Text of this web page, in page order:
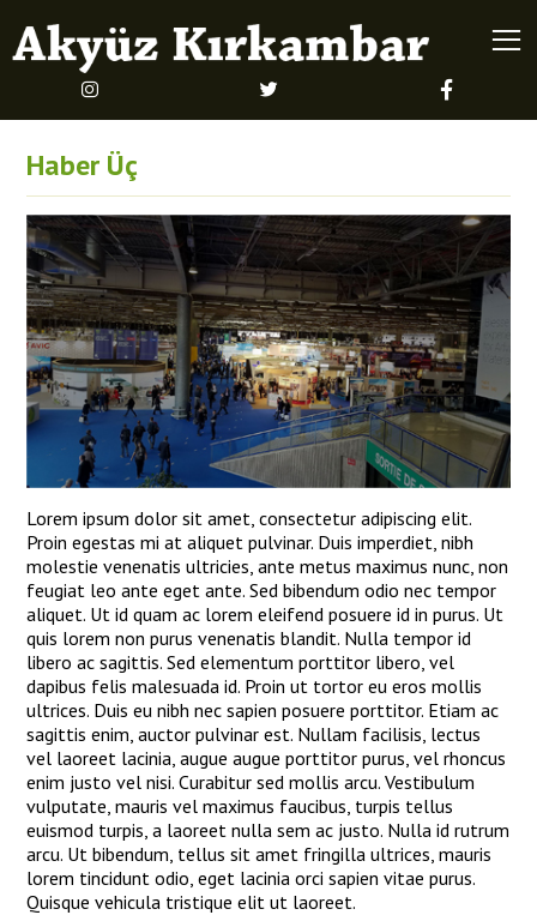
Haber Üç
Lorem ipsum dolor sit amet, consectetur adipiscing elit.
Proin egestas mi at aliquet pulvinar. Duis imperdiet, nibh
molestie venenatis ultricies, ante metus maximus nunc, non
feugiat leo ante eget ante. Sed bibendum odio nec tempor
aliquet. Ut id quam ac lorem eleifend posuere id in purus. Ut
quis lorem non purus venenatis blandit. Nulla tempor id
libero ac sagittis. Sed elementum porttitor libero, vel
dapibus felis malesuada id. Proin ut tortor eu eros mollis
ultrices. Duis eu nibh nec sapien posuere porttitor. Etiam ac
sagittis enim, auctor pulvinar est. Nullam facilisis, lectus
vel laoreet lacinia, augue augue porttitor purus, vel rhoncus
enim justo vel nisi. Curabitur sed mollis arcu. Vestibulum
vulputate, mauris vel maximus faucibus, turpis tellus
euismod turpis, a laoreet nulla sem ac justo. Nulla id rutrum
arcu. Ut bibendum, tellus sit amet fringilla ultrices, mauris
lorem tincidunt odio, eget lacinia orci sapien vitae purus.
Quisque vehicula tristique elit ut laoreet.